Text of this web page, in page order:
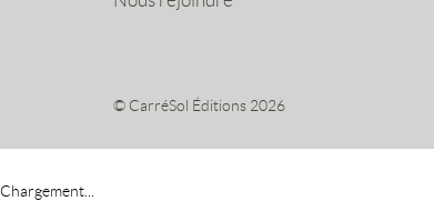
© CarréSol Éditions 2026
Chargement...